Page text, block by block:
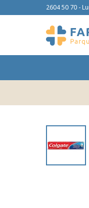
2604 50 70 -